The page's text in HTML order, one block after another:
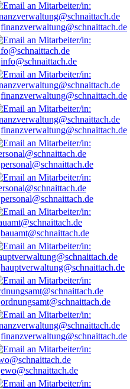
finanzverwaltung@schnaittach.de
info@schnaittach.de
finanzverwaltung@schnaittach.de
finanzverwaltung@schnaittach.de
personal@schnaittach.de
personal@schnaittach.de
bauamt@schnaittach.de
hauptverwaltung@schnaittach.de
ordnungsamt@schnaittach.de
finanzverwaltung@schnaittach.de
ewo@schnaittach.de